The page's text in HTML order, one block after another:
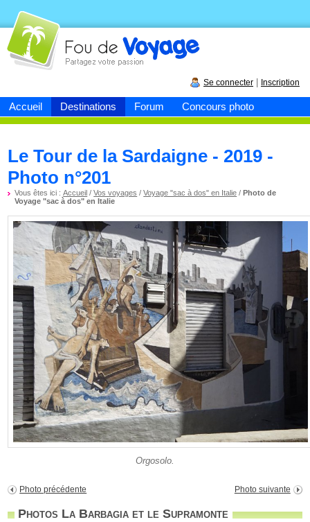
Accueil Destinations Forum Concours photo
Fou devoyage
Se connecter Inscription
Le Tour de la Sardaigne - 2019 -
Photo n°201
Vous êtes ici :Accueil /Vos voyages /Voyage "sac à dos" en Italie /Photo de
Voyage "sac à dos" en Italie
Orgosolo.
Photo précédente Photo suivante
Photos La Barbagia et le Supramonte